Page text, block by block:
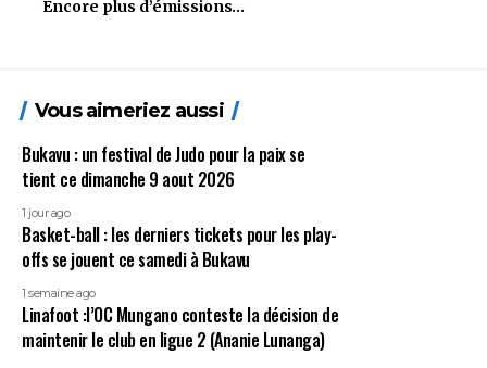
Encore plus d’émissions…
Vous aimeriez aussi
Bukavu : un festival de Judo pour la paix se
tient ce dimanche 9 aout 2026
1 jour ago
Basket-ball : les derniers tickets pour les play-
offs se jouent ce samedi à Bukavu
1 semaine ago
Linafoot :l’OC Mungano conteste la décision de
maintenir le club en ligue 2 (Ananie Lunanga)